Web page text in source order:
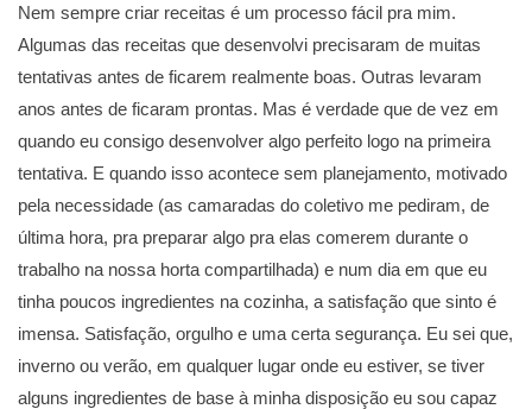
Nem sempre criar receitas é um processo fácil pra mim.
Algumas das receitas que desenvolvi precisaram de muitas
tentativas antes de ficarem realmente boas. Outras levaram
anos antes de ficaram prontas. Mas é verdade que de vez em
quando eu consigo desenvolver algo perfeito logo na primeira
tentativa. E quando isso acontece sem planejamento, motivado
pela necessidade (as camaradas do coletivo me pediram, de
última hora, pra preparar algo pra elas comerem durante o
trabalho na nossa horta compartilhada) e num dia em que eu
tinha poucos ingredientes na cozinha, a satisfação que sinto é
imensa. Satisfação, orgulho e uma certa segurança. Eu sei que,
inverno ou verão, em qualquer lugar onde eu estiver, se tiver
alguns ingredientes de base à minha disposição eu sou capaz